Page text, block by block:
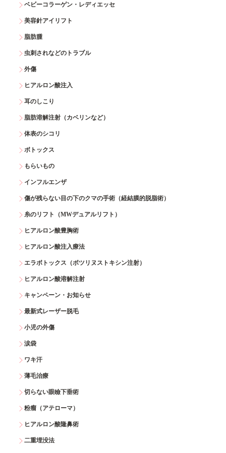
ベビーコラーゲン・レディエッセ
美容針アイリフト
脂肪腫
虫刺されなどのトラブル
外傷
ヒアルロン酸注入
耳のしこり
脂肪溶解注射（カベリンなど）
体表のシコリ
ボトックス
もらいもの
インフルエンザ
傷が残らない目の下のクマの手術（経結膜的脱脂術）
糸のリフト（MWデュアルリフト）
ヒアルロン酸豊胸術
ヒアルロン酸注入療法
エラボトックス（ボツリヌストキシン注射）
ヒアルロン酸溶解注射
キャンペーン・お知らせ
最新式レーザー脱毛
小児の外傷
涙袋
ワキ汗
薄毛治療
切らない眼瞼下垂術
粉瘤（アテローマ）
ヒアルロン酸隆鼻術
二重埋没法